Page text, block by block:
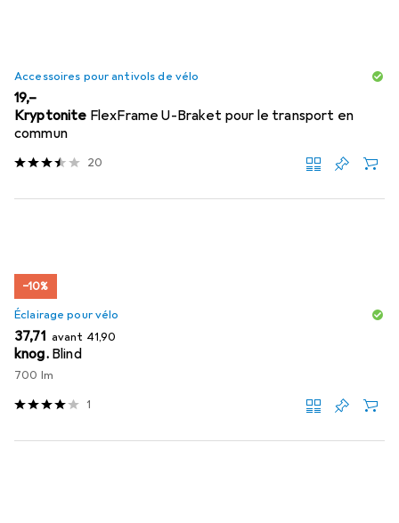
Accessoires pour antivols de vélo
EUR
19,–
Kryptonite FlexFrame U-Braket pour le transport en
commun
20
−10%
Éclairage pour vélo
EUR
37,71 avant EUR
41,90
knog. Blind
700 lm
1